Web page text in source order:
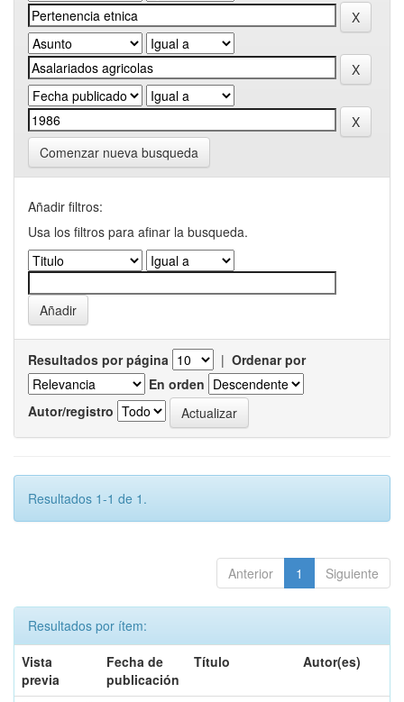
Comenzar nueva busqueda
Añadir filtros:
Usa los filtros para afinar la busqueda.
Resultados por página | Ordenar por
En orden
Autor/registro
Resultados 1-1 de 1.
Anterior 1 Siguiente
Resultados por ítem:
Vista
previa
Fecha de
publicación
Título Autor(es)